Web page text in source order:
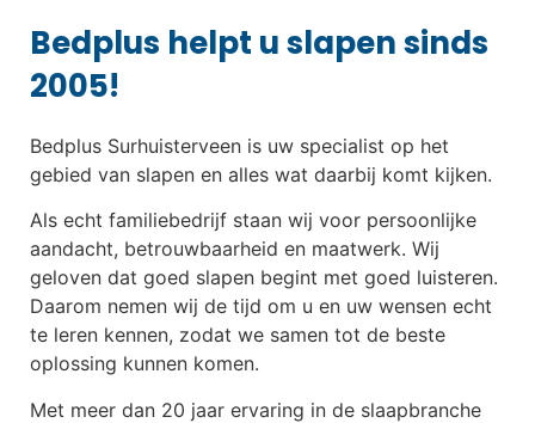
Bedplus helpt u slapen sinds
2005!
Bedplus Surhuisterveen is uw specialist op het
gebied van slapen en alles wat daarbij komt kijken.
Als echt familiebedrijf staan wij voor persoonlijke
aandacht, betrouwbaarheid en maatwerk. Wij
geloven dat goed slapen begint met goed luisteren.
Daarom nemen wij de tijd om u en uw wensen echt
te leren kennen, zodat we samen tot de beste
oplossing kunnen komen.
Met meer dan 20 jaar ervaring in de slaapbranche